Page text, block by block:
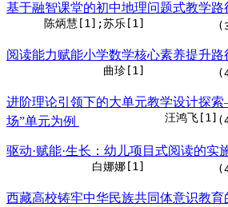
基于融智课堂的初中地理问题式教学路
陈炳慧[1];苏乐[1]
阅读能力赋能小学数学核心素养提升路
曲珍[1]
进阶理论引领下的大单元教学设计探
场”单元为例
汪鸿飞[1]
驱动·赋能·生长：幼儿项目式阅读的实
白娜娜[1]
西藏高校铸牢中华民族共同体意识教